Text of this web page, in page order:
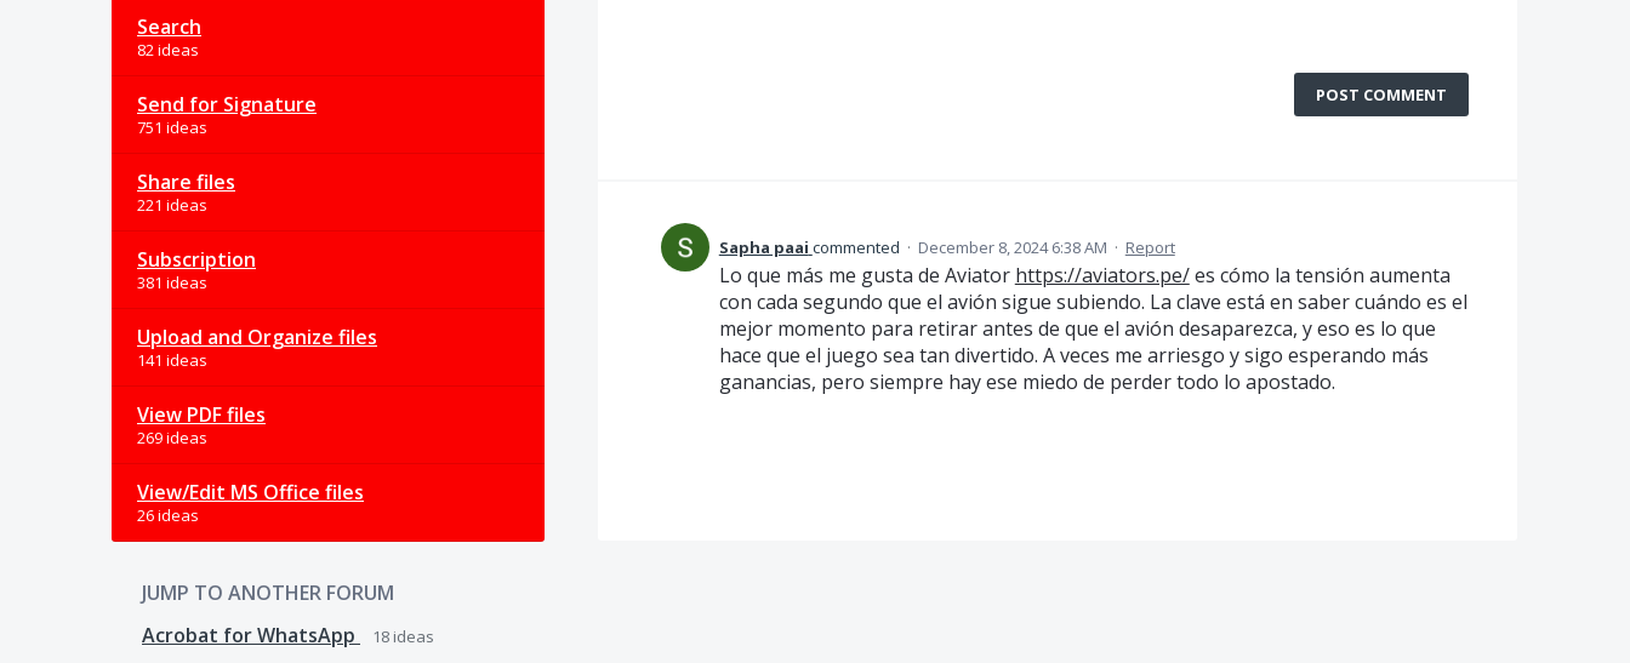
Search
82 ideas
Send for Signature
751 ideas
Share files
221 ideas
Subscription
381 ideas
Upload and Organize files
141 ideas
View PDF files
269 ideas
View/Edit MS Office files
26 ideas
JUMP TO ANOTHER FORUM
Acrobat for WhatsApp
18 ideas
POST COMMENT
Sapha paai commented · December 8, 2024 6:38 AM · Report
Lo que más me gusta de Aviator https://aviators.pe/es cómo la tensión aumenta
con cada segundo que el avión sigue subiendo. La clave está en saber cuándo es el
mejor momento para retirar antes de que el avión desaparezca, y eso es lo que
hace que el juego sea tan divertido. A veces me arriesgo y sigo esperando más
ganancias, pero siempre hay ese miedo de perder todo lo apostado.